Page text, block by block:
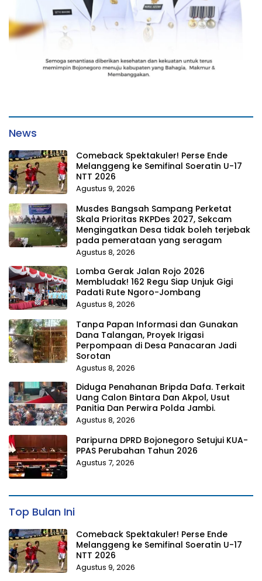
News
Comeback Spektakuler! Perse Ende
Melanggeng ke Semifinal Soeratin U-17
NTT 2026
Agustus 9, 2026
Musdes Bangsah Sampang Perketat
Skala Prioritas RKPDes 2027, Sekcam
Mengingatkan Desa tidak boleh terjebak
pada pemerataan yang seragam
Agustus 8, 2026
Lomba Gerak Jalan Rojo 2026
Membludak! 162 Regu Siap Unjuk Gigi
Padati Rute Ngoro-Jombang
Agustus 8, 2026
Tanpa Papan Informasi dan Gunakan
Dana Talangan, Proyek Irigasi
Perpompaan di Desa Panacaran Jadi
Sorotan
Agustus 8, 2026
Diduga Penahanan Bripda Dafa. Terkait
Uang Calon Bintara Dan Akpol, Usut
Panitia Dan Perwira Polda Jambi.
Agustus 8, 2026
Paripurna DPRD Bojonegoro Setujui KUA-
PPAS Perubahan Tahun 2026
Agustus 7, 2026
Top Bulan Ini
Comeback Spektakuler! Perse Ende
Melanggeng ke Semifinal Soeratin U-17
NTT 2026
Agustus 9, 2026